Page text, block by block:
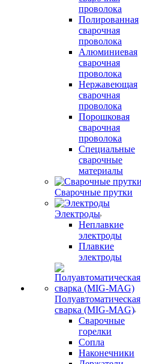
проволока
Полированная
сварочная
проволока
Алюминиевая
сварочная
проволока
Нержавеющая
сварочная
проволока
Порошковая
сварочная
проволока
Специальные
сварочные
материалы
Сварочные прутки
Электроды
Неплавкие
электроды
Плавкие
электроды
Полуавтоматическая
сварка (MIG-MAG)
Сварочные
горелки
Сопла
Наконечники